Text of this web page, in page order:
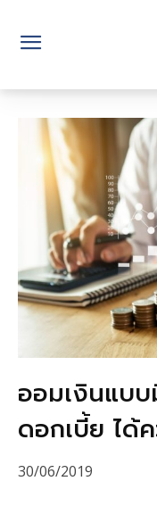
ออมเงินแบ
ดอกเบี้ย ได้
30/06/2019